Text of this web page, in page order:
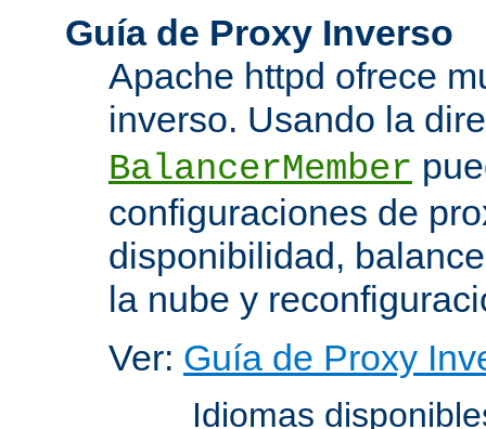
Guía de Proxy Inverso
Apache httpd ofrece
inverso. Usando la
BalancerMember
configuraciones de
disponibilidad,
la nube y
Ver: Guía de Proxy
Idiomas